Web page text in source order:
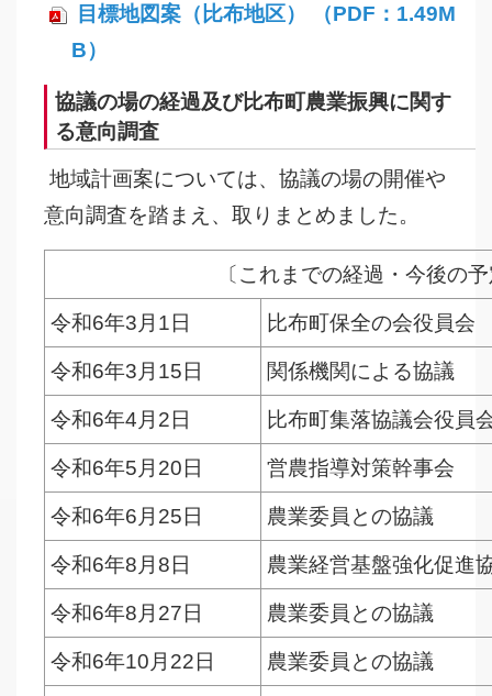
目標地図案（比布地区） （PDF：1.49M
B）
協議の場の経過及び比布町農業振興に関す
る意向調査
地域計画案については、協議の場の開催や
意向調査を踏まえ、取りまとめました。
〔これまでの経過・今後の
令和6年3月1日 比布町保全の会役員会
令和6年3月15日 関係機関による協議
令和6年4月2日 比布町集落協議会役員
令和6年5月20日 営農指導対策幹事会
令和6年6月25日 農業委員との協議
令和6年8月8日 農業経営基盤強化促進
令和6年8月27日 農業委員との協議
令和6年10月22日 農業委員との協議